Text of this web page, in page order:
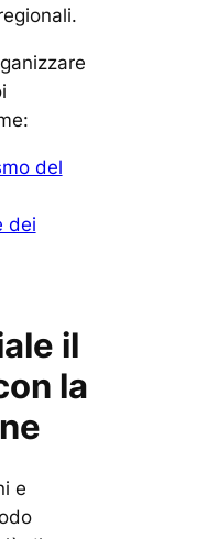
del
dei
il
la
e